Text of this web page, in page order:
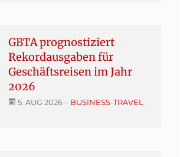
GBTA prognostiziert
Rekordausgaben für
Geschäftsreisen im Jahr
2026
5. AUG 2026– BUSINESS-TRAVEL